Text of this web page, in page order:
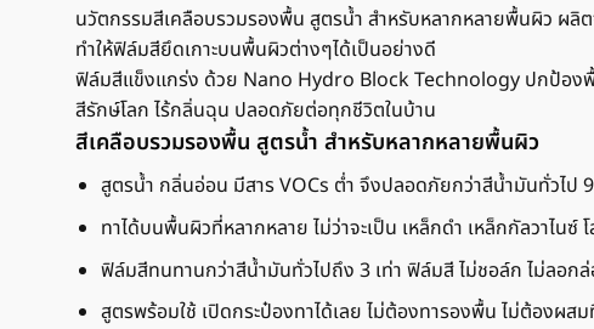
นวัตกรรมสีเคลือบรวมรองพื้น สูตรน้ำ สำหรับหลากหลายพื้นผิว ผ
ทำให้ฟิล์มสียึดเกาะบนพื้นผิวต่างๆได้เป็นอย่างดี
ฟิล์มสีแข็งแกร่ง ด้วย Nano Hydro Block Technology ปกป้องพื้
สีรักษ์โลก ไร้กลิ่นฉุน ปลอดภัยต่อทุกชีวิตในบ้าน
สีเคลือบรวมรองพื้น สูตรน้ำ สำหรับหลากหลายพื้นผิว
สูตรน้ำ กลิ่นอ่อน มีสาร VOCs ต่ำ จึงปลอดภัยกว่าสีน้ำมันทั่วไป 9
ทาได้บนพื้นผิวที่หลากหลาย ไม่ว่าจะเป็น เหล็กดำ เหล็กกัลวาไนซ์
ฟิล์มสีทนทานกว่าสีน้ำมันทั่วไปถึง 3 เท่า ฟิล์มสี ไม่ชอล์ก ไม่ลอกล่
สูตรพร้อมใช้ เปิดกระป๋องทาได้เลย ไม่ต้องทารองพื้น ไม่ต้องผส